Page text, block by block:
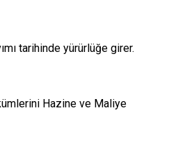
tarihinde yürürlüğe girer.
Hazine ve Maliye